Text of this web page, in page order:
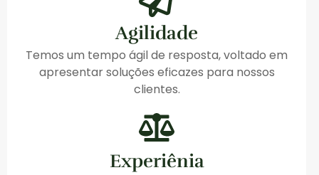
Agilidade
Temos um tempo ágil de resposta, voltado em
apresentar soluções eficazes para nossos
clientes.
Experiênia